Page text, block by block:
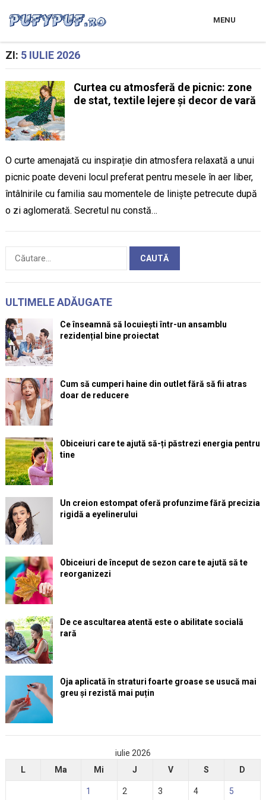
MENU
ZI: 5 IULIE 2026
Curtea cu atmosferă de picnic: zone
de stat, textile lejere și decor de vară
O curte amenajată cu inspirație din atmosfera relaxată a unui
picnic poate deveni locul preferat pentru mesele în aer liber,
întâlnirile cu familia sau momentele de liniște petrecute după
o zi aglomerată. Secretul nu constă…
Caută
după:
ULTIMELE ADĂUGATE
Ce înseamnă să locuiești într-un ansamblu
rezidențial bine proiectat
Cum să cumperi haine din outlet fără să fii atras
doar de reducere
Obiceiuri care te ajută să-ți păstrezi energia pentru
tine
Un creion estompat oferă profunzime fără precizia
rigidă a eyelinerului
Obiceiuri de început de sezon care te ajută să te
reorganizezi
De ce ascultarea atentă este o abilitate socială
rară
Oja aplicată în straturi foarte groase se usucă mai
greu și rezistă mai puțin
iulie 2026
L
Ma Mi J V S D
1 2 3 4 5